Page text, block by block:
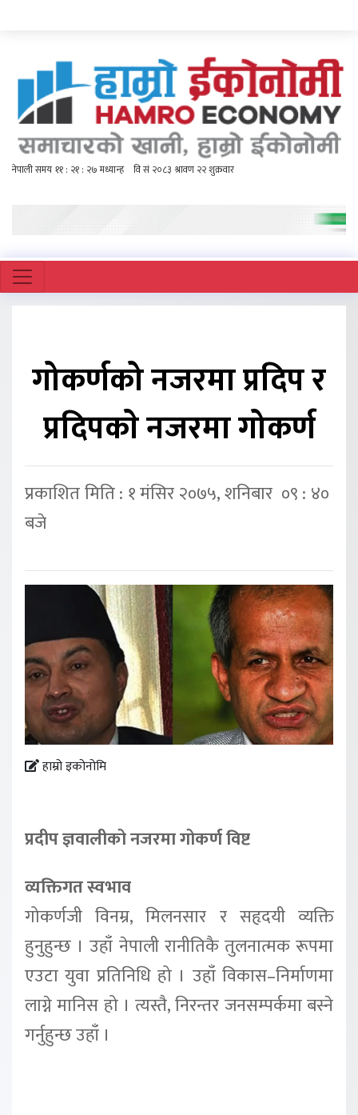
गोकर्णको नजरमा प्रदिप र
प्रदिपकाे नजरमा गोकर्ण
प्रकाशित मिति : १ मंसिर २०७५, शनिबार ०९ : ४०
बजे
हाम्रो इकोनोमि
प्रदीप ज्ञवालीको नजरमा गोकर्ण विष्ट
व्यक्तिगत स्वभाव
गोकर्णजी विनम्र, मिलनसार र सहृदयी व्यक्ति
हुनुहुन्छ । उहाँ नेपाली रानीतिकै तुलनात्मक रूपमा
एउटा युवा प्रतिनिधि हो । उहाँ विकास–निर्माणमा
लाग्ने मानिस हो । त्यस्तै, निरन्तर जनसम्पर्कमा बस्ने
गर्नुहुन्छ उहाँ ।